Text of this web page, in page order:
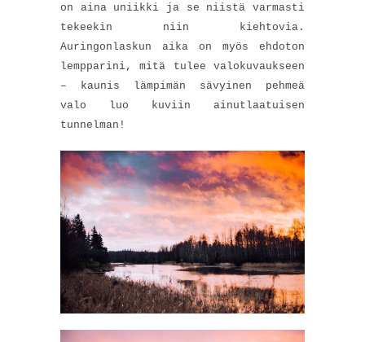
on aina uniikki ja se niistä varmasti
tekeekin niin kiehtovia.
Auringonlaskun aika on myös ehdoton
lempparini, mitä tulee valokuvaukseen
– kaunis lämpimän sävyinen pehmeä
valo luo kuviin ainutlaatuisen
tunnelman!